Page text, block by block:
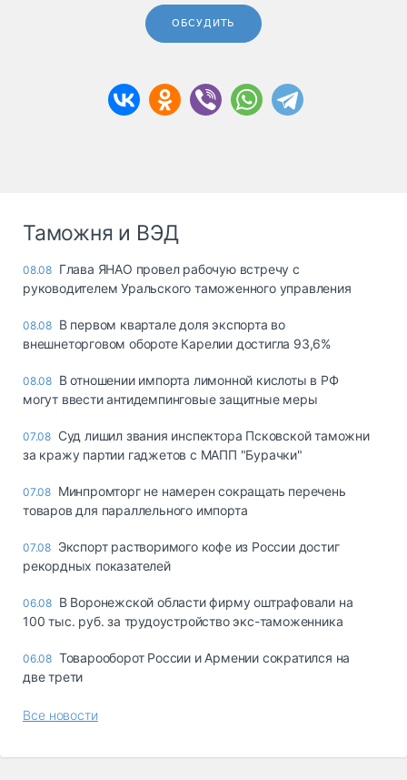
ОБСУДИТЬ
Таможня и ВЭД
08.08 Глава ЯНАО провел рабочую встречу с
руководителем Уральского таможенного управления
08.08 В первом квартале доля экспорта во
внешнеторговом обороте Карелии достигла 93,6%
08.08 В отношении импорта лимонной кислоты в РФ
могут ввести антидемпинговые защитные меры
07.08 Суд лишил звания инспектора Псковской таможни
за кражу партии гаджетов с МАПП "Бурачки"
07.08 Минпромторг не намерен сокращать перечень
товаров для параллельного импорта
07.08 Экспорт растворимого кофе из России достиг
рекордных показателей
06.08 В Воронежской области фирму оштрафовали на
100 тыс. руб. за трудоустройство экс-таможенника
06.08 Товарооборот России и Армении сократился на
две трети
Все новости